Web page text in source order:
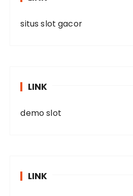
situs slot gacor
LINK
demo slot
LINK